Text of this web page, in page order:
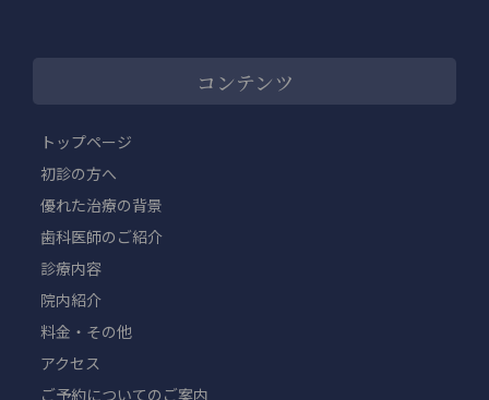
コンテンツ
トップページ
初診の方へ
優れた治療の背景
歯科医師のご紹介
診療内容
院内紹介
料金・その他
アクセス
ご予約についてのご案内